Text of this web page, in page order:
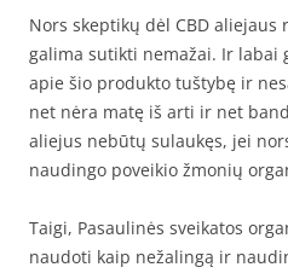
Nors skeptikų dėl CBD aliejaus
galima sutikti nemažai. Ir labai
apie šio produkto tuštybę ir
net nėra matę iš arti ir net
aliejus nebūtų sulaukęs, jei
naudingo poveikio žmonių
Taigi, Pasaulinės sveikatos
naudoti kaip nežalingą ir